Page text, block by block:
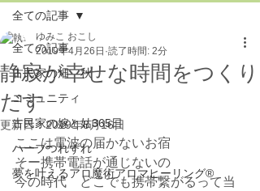
全ての記事
古民家の畑 秋
コミュニティ
古民家の嫁と姑365日
ハーブつれずれ
夢を叶えるアロ魔術アロマヒーリング®
全ての記事
静寂が幸せな時間をつくり
だす
ゆみこ おこし
2019年4月26日 読了時間: 2分
更新日：2019年8月16日
ここは電波の届かないお宿
そー携帯電話が通じないの
今の時代　どこでも携帯繋がるって当